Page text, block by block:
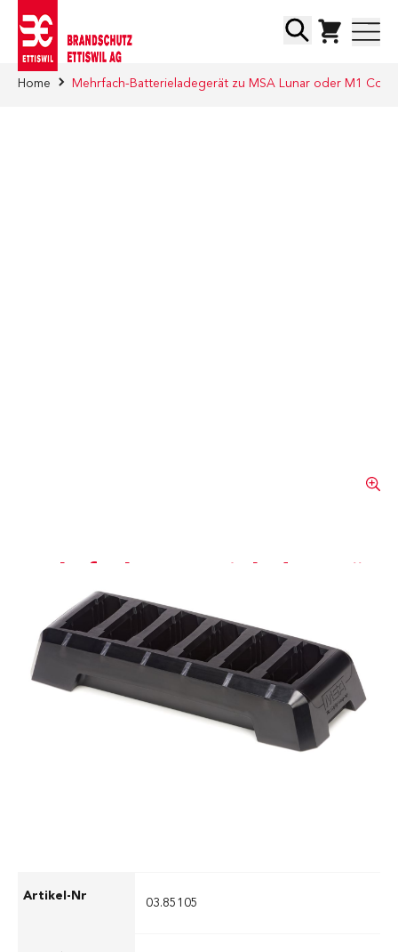
Suche
Home Mehrfach-Batterieladegerät zu MSA Lunar oder M1
zu MSA Lunar oder M1
Control Modul
Eigenständiges Ladegerät, lädt sechs
Batterien gleichzeitig (lädt auch Batterien
03.85105